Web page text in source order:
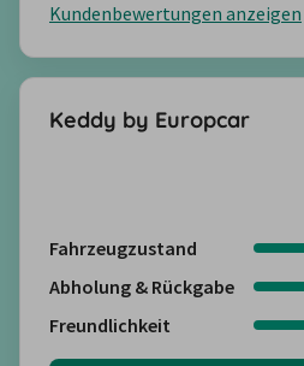
Kundenbewertungen anzeigen
Keddy by Europcar
Fahrzeugzustand
Abholung & Rückgabe
Freundlichkeit